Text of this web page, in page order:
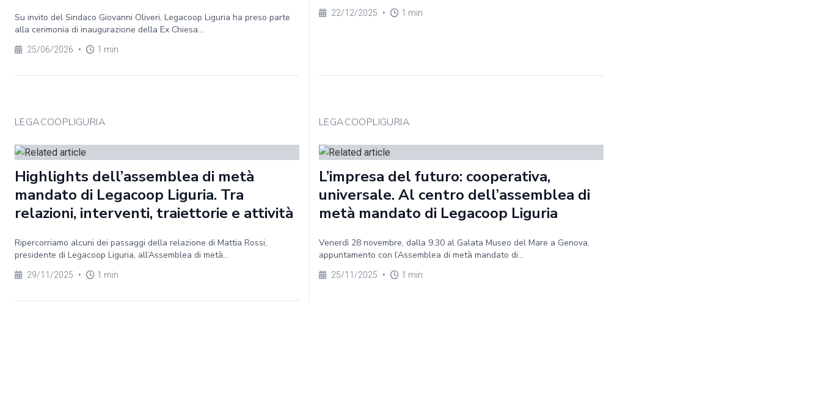
Su invito del Sindaco Giovanni Oliveri, Legacoop Liguria ha preso parte
alla cerimonia di inaugurazione della Ex Chiesa...
25/06/2026 • 1 min
22/12/2025 • 1 min
LEGACOOPLIGURIA
Highlights dell’assemblea di metà
mandato di Legacoop Liguria. Tra
relazioni, interventi, traiettorie e attività
Ripercorriamo alcuni dei passaggi della relazione di Mattia Rossi,
presidente di Legacoop Liguria, all’Assemblea di metà...
29/11/2025 • 1 min
LEGACOOPLIGURIA
L’impresa del futuro: cooperativa,
universale. Al centro dell’assemblea di
metà mandato di Legacoop Liguria
Venerdì 28 novembre, dalla 9.30 al Galata Museo del Mare a Genova,
appuntamento con l’Assemblea di metà mandato di...
25/11/2025 • 1 min